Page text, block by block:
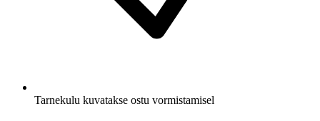
Tarnekulu kuvatakse ostu vormistamisel